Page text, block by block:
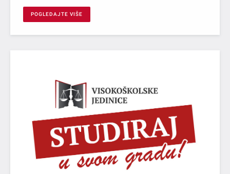
POGLEDAJTE VIŠE
PRAVO - TEORIJA I PRAKSA
Nacionalni časopis međunarodnog značaja (kategorije